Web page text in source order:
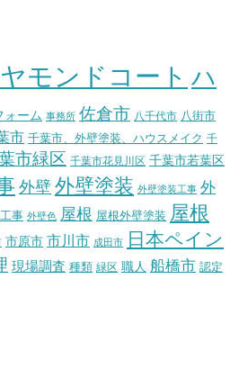
モンドコート ハ
ォーム 事務所 佐倉市 八千代市 八街市
市 千葉市、外壁塗装、ハウスメイク 千
市緑区 千葉市花見川区 千葉市若葉区
外壁 外壁塗装 外壁塗装工事 外
事 外壁色 屋根 屋根外壁塗装 屋根
市原市 市川市 成田市
日本ペイン
現場調査 種類 緑区 職人 船橋市 認定